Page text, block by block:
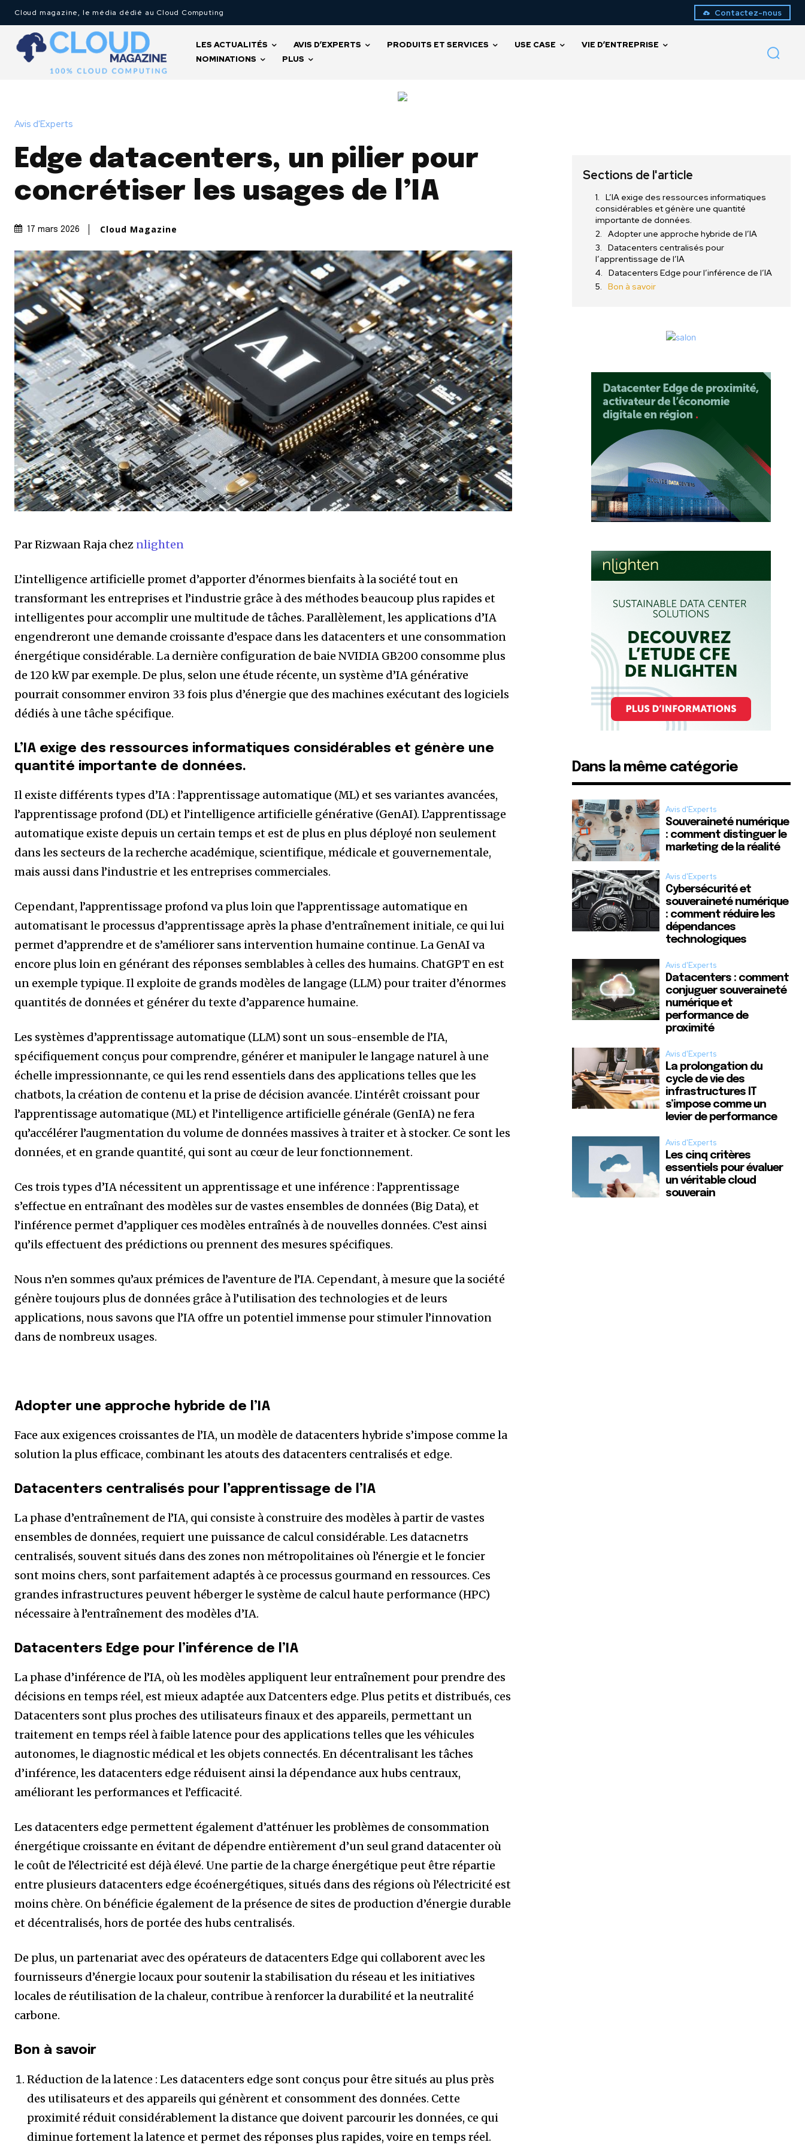
Cloud magazine, le média dédié au Cloud Computing Contactez-nous
LES ACTUALITÉS AVIS D’EXPERTS PRODUITS ET SERVICES USE CASE
VIE D’ENTREPRISE
NOMINATIONS
PLUS
Avis d'Experts
Edge datacenters, un pilier pour
concrétiser les usages de l’IA
17 mars 2026 Cloud Magazine
Par Rizwaan Raja chez nlighten
L’intelligence artificielle promet d’apporter d’énormes bienfaits à la société tout en
transformant les entreprises et l’industrie grâce à des méthodes beaucoup plus rapides et
intelligentes pour accomplir une multitude de tâches. Parallèlement, les applications d’IA
engendreront une demande croissante d’espace dans les datacenters et une consommation
énergétique considérable. La dernière configuration de baie NVIDIA GB200 consomme plus
de 120 kW par exemple. De plus, selon une étude récente, un système d’IA générative
pourrait consommer environ 33 fois plus d’énergie que des machines exécutant des logiciels
dédiés à une tâche spécifique.
L’IA exige des ressources informatiques considérables et génère une
quantité importante de données.
Il existe différents types d’IA : l’apprentissage automatique (ML) et ses variantes avancées,
l’apprentissage profond (DL) et l’intelligence artificielle générative (GenAI). L’apprentissage
automatique existe depuis un certain temps et est de plus en plus déployé non seulement
dans les secteurs de la recherche académique, scientifique, médicale et gouvernementale,
mais aussi dans l’industrie et les entreprises commerciales.
Cependant, l’apprentissage profond va plus loin que l’apprentissage automatique en
automatisant le processus d’apprentissage après la phase d’entraînement initiale, ce qui lui
permet d’apprendre et de s’améliorer sans intervention humaine continue. La GenAI va
encore plus loin en générant des réponses semblables à celles des humains. ChatGPT en est
un exemple typique. Il exploite de grands modèles de langage (LLM) pour traiter d’énormes
quantités de données et générer du texte d’apparence humaine.
Les systèmes d’apprentissage automatique (LLM) sont un sous-ensemble de l’IA,
spécifiquement conçus pour comprendre, générer et manipuler le langage naturel à une
échelle impressionnante, ce qui les rend essentiels dans des applications telles que les
chatbots, la création de contenu et la prise de décision avancée. L’intérêt croissant pour
l’apprentissage automatique (ML) et l’intelligence artificielle générale (GenIA) ne fera
qu’accélérer l’augmentation du volume de données massives à traiter et à stocker. Ce sont les
données, et en grande quantité, qui sont au cœur de leur fonctionnement.
Ces trois types d’IA nécessitent un apprentissage et une inférence : l’apprentissage
s’effectue en entraînant des modèles sur de vastes ensembles de données (Big Data), et
l’inférence permet d’appliquer ces modèles entraînés à de nouvelles données. C’est ainsi
qu’ils effectuent des prédictions ou prennent des mesures spécifiques.
Nous n’en sommes qu’aux prémices de l’aventure de l’IA. Cependant, à mesure que la société
génère toujours plus de données grâce à l’utilisation des technologies et de leurs
applications, nous savons que l’IA offre un potentiel immense pour stimuler l’innovation
dans de nombreux usages.
Adopter une approche hybride de l’IA
Face aux exigences croissantes de l’IA, un modèle de datacenters hybride s’impose comme la
solution la plus efficace, combinant les atouts des datacenters centralisés et edge.
Datacenters centralisés pour l’apprentissage de l’IA
La phase d’entraînement de l’IA, qui consiste à construire des modèles à partir de vastes
ensembles de données, requiert une puissance de calcul considérable. Les datacnetrs
centralisés, souvent situés dans des zones non métropolitaines où l’énergie et le foncier
sont moins chers, sont parfaitement adaptés à ce processus gourmand en ressources. Ces
grandes infrastructures peuvent héberger le système de calcul haute performance (HPC)
nécessaire à l’entraînement des modèles d’IA.
Datacenters Edge pour l’inférence de l’IA
La phase d’inférence de l’IA, où les modèles appliquent leur entraînement pour prendre des
décisions en temps réel, est mieux adaptée aux Datcenters edge. Plus petits et distribués, ces
Datacenters sont plus proches des utilisateurs finaux et des appareils, permettant un
traitement en temps réel à faible latence pour des applications telles que les véhicules
autonomes, le diagnostic médical et les objets connectés. En décentralisant les tâches
d’inférence, les datacenters edge réduisent ainsi la dépendance aux hubs centraux,
améliorant les performances et l’efficacité.
Les datacenters edge permettent également d’atténuer les problèmes de consommation
énergétique croissante en évitant de dépendre entièrement d’un seul grand datacenter où
le coût de l’électricité est déjà élevé. Une partie de la charge énergétique peut être répartie
entre plusieurs datacenters edge écoénergétiques, situés dans des régions où l’électricité est
moins chère. On bénéficie également de la présence de sites de production d’énergie durable
et décentralisés, hors de portée des hubs centralisés.
De plus, un partenariat avec des opérateurs de datacenters Edge qui collaborent avec les
fournisseurs d’énergie locaux pour soutenir la stabilisation du réseau et les initiatives
locales de réutilisation de la chaleur, contribue à renforcer la durabilité et la neutralité
carbone.
Bon à savoir
Réduction de la latence : Les datacenters edge sont conçus pour être situés au plus près
des utilisateurs et des appareils qui génèrent et consomment des données. Cette
proximité réduit considérablement la distance que doivent parcourir les données, ce qui
diminue fortement la latence et permet des réponses plus rapides, voire en temps réel.
Sections de l'article
L’IA exige des ressources informatiques
considérables et génère une quantité
importante de données.
Adopter une approche hybride de l’IA
Datacenters centralisés pour
l’apprentissage de l’IA
Datacenters Edge pour l’inférence de l’IA
Bon à savoir
Dans la même catégorie
Avis d'Experts
Souveraineté numérique
: comment distinguer le
marketing de la réalité
Avis d'Experts
Cybersécurité et
souveraineté numérique
: comment réduire les
dépendances
technologiques
Avis d'Experts
Datacenters : comment
conjuguer souveraineté
numérique et
performance de
proximité
Avis d'Experts
La prolongation du
cycle de vie des
infrastructures IT
s’impose comme un
levier de performance
Avis d'Experts
Les cinq critères
essentiels pour évaluer
un véritable cloud
souverain